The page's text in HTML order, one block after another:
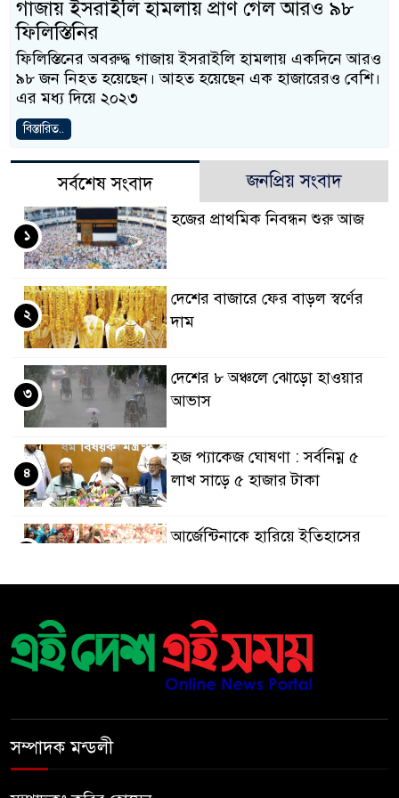
গাজায় ইসরাইলি হামলায় প্রাণ গেল আরও ৯৮
ফিলিস্তিনির
ফিলিস্তিনের অবরুদ্ধ গাজায় ইসরাইলি হামলায় একদিনে আরও
৯৮ জন নিহত হয়েছেন। আহত হয়েছেন এক হাজারেরও বেশি।
এর মধ্য দিয়ে ২০২৩
বিস্তারিত..
সর্বশেষ সংবাদ জনপ্রিয় সংবাদ
হজের প্রাথমিক নিবন্ধন শুরু আজ
১
দেশের বাজারে ফের বাড়ল স্বর্ণের
দাম
২
দেশের ৮ অঞ্চলে ঝোড়ো হাওয়ার
আভাস
৩
হজ প্যাকেজ ঘোষণা : সর্বনিম্ন ৫
লাখ সাড়ে ৫ হাজার টাকা
৪
আর্জেন্টিনাকে হারিয়ে ইতিহাসের
স্পেন
রানার্সআপ হয়েও বীরের মর্যাদা,
আর্জেন্টিনায় সাধারণ ছুটি ঘোষণা
৬
৭
সম্পাদক মন্ডলী